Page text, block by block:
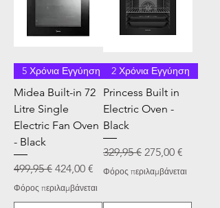
5 Χρόνια Εγγύηση
Midea Built-in 72
Litre Single
Electric Fan Oven
- Black
Κανονική τιμή
499,95 € Τιμή Έκπτωσης
424,00 €
Φόρος περιλαμβάνεται
2 Χρόνια Εγγύηση
Princess Built in
Electric Oven -
Black
Κανονική τιμή
329,95 € Τιμή Έκπτωσης
275,00 €
Φόρος περιλαμβάνεται